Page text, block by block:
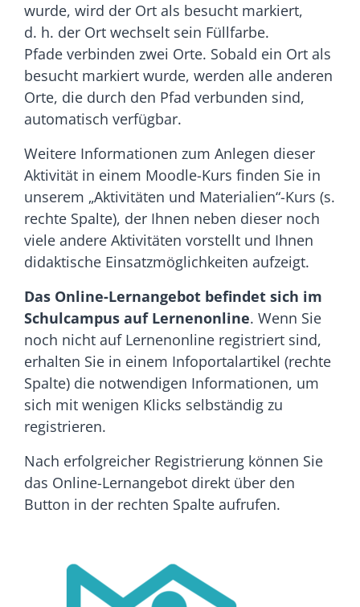
wurde, wird der Ort als besucht markiert,
d. h. der Ort wechselt sein Füllfarbe.
Pfade verbinden zwei Orte. Sobald ein Ort als
besucht markiert wurde, werden alle anderen
Orte, die durch den Pfad verbunden sind,
automatisch verfügbar.
Weitere Informationen zum Anlegen dieser
Aktivität in einem Moodle-Kurs finden Sie in
unserem „Aktivitäten und Materialien“-Kurs (s.
rechte Spalte), der Ihnen neben dieser noch
viele andere Aktivitäten vorstellt und Ihnen
didaktische Einsatzmöglichkeiten aufzeigt.
Das Online-Lernangebot befindet sich im
Schulcampus auf Lernenonline. Wenn Sie
noch nicht auf Lernenonline registriert sind,
erhalten Sie in einem Infoportalartikel (rechte
Spalte) die notwendigen Informationen, um
sich mit wenigen Klicks selbständig zu
registrieren.
Nach erfolgreicher Registrierung können Sie
das Online-Lernangebot direkt über den
Button in der rechten Spalte aufrufen.